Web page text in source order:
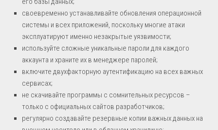
своевременно устанавливайте обновления операционной
системы и всех приложений, поскольку многие атаки
эксплуатируют именно незакрытые уязвимости;
используйте сложные уникальные пароли для каждого
аккаунта и храните их в менеджере паролей;
включите двухфакторную аутентификацию на всех важных
сервисах;
не скачивайте программы с сомнительных ресурсов –
только с официальных сайтов разработчиков;
регулярно создавайте резервные копии важных данных на